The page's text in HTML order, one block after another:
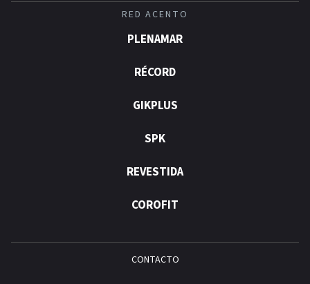
RED ACENTO
PLENAMAR
RÉCORD
GIKPLUS
SPK
REVESTIDA
COROFIT
CONTACTO